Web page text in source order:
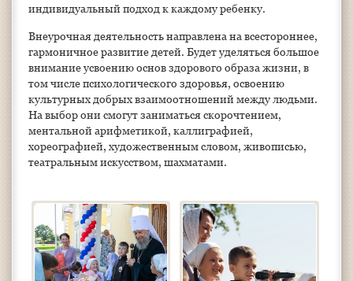
индивидуальный подход к каждому ребенку.
Внеурочная деятельность направлена на всестороннее,
гармоничное развитие детей. Будет уделяться большое
внимание усвоению основ здорового образа жизни, в
том числе психологического здоровья, освоению
культурных добрых взаимоотношений между людьми.
На выбор они смогут заниматься скорочтением,
ментальной арифметикой, каллиграфией,
хореографией, художественным словом, живописью,
театральным искусством, шахматами.